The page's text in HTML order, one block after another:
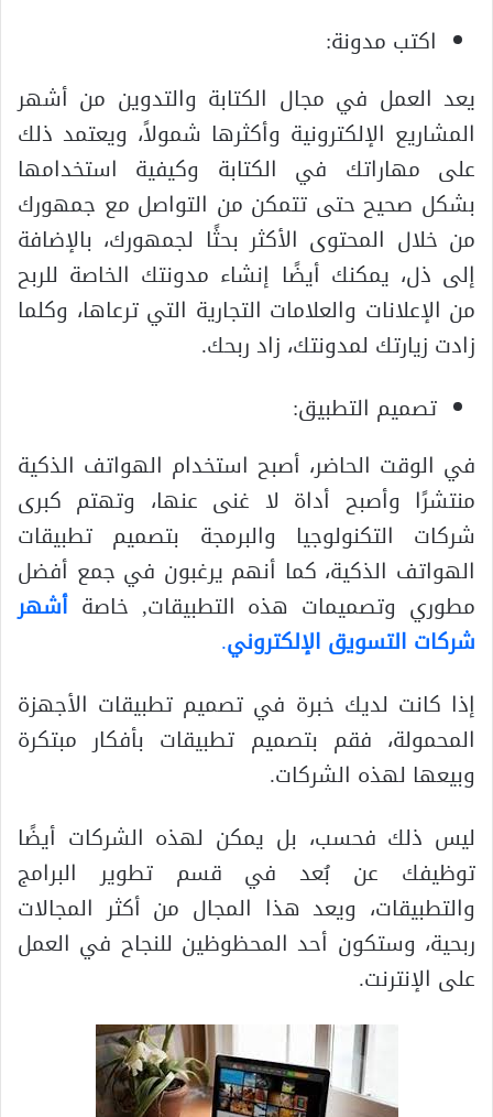
اكتب مدونة:
يعد العمل في مجال الكتابة والتدوين من أشهر
المشاريع الإلكترونية وأكثرها شمولاً، ويعتمد ذلك
على مهاراتك في الكتابة وكيفية استخدامها
بشكل صحيح حتى تتمكن من التواصل مع جمهورك
من خلال المحتوى الأكثر بحثًا لجمهورك، بالإضافة
إلى ذل، يمكنك أيضًا إنشاء مدونتك الخاصة للربح
من الإعلانات والعلامات التجارية التي ترعاها، وكلما
زادت زيارتك لمدونتك، زاد ربحك.
تصميم التطبيق:
في الوقت الحاضر، أصبح استخدام الهواتف الذكية
منتشرًا وأصبح أداة لا غنى عنها، وتهتم كبرى
شركات التكنولوجيا والبرمجة بتصميم تطبيقات
الهواتف الذكية، كما أنهم يرغبون في جمع أفضل
مطوري وتصميمات هذه التطبيقات, خاصة أشهر
شركات التسويق الإلكتروني.
إذا كانت لديك خبرة في تصميم تطبيقات الأجهزة
المحمولة، فقم بتصميم تطبيقات بأفكار مبتكرة
وبيعها لهذه الشركات.
ليس ذلك فحسب، بل يمكن لهذه الشركات أيضًا
توظيفك عن بُعد في قسم تطوير البرامج
والتطبيقات، ويعد هذا المجال من أكثر المجالات
ربحية، وستكون أحد المحظوظين للنجاح في العمل
على الإنترنت.